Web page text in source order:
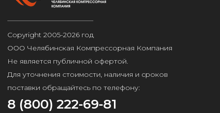
Copyright 2005-2026 год
ООО Челябинская Компрессорная Компания
Не является публичной офертой.
Для уточнения стоимости, наличия и сроков
поставки обращайтесь по телефону:
8 (800) 222-69-81